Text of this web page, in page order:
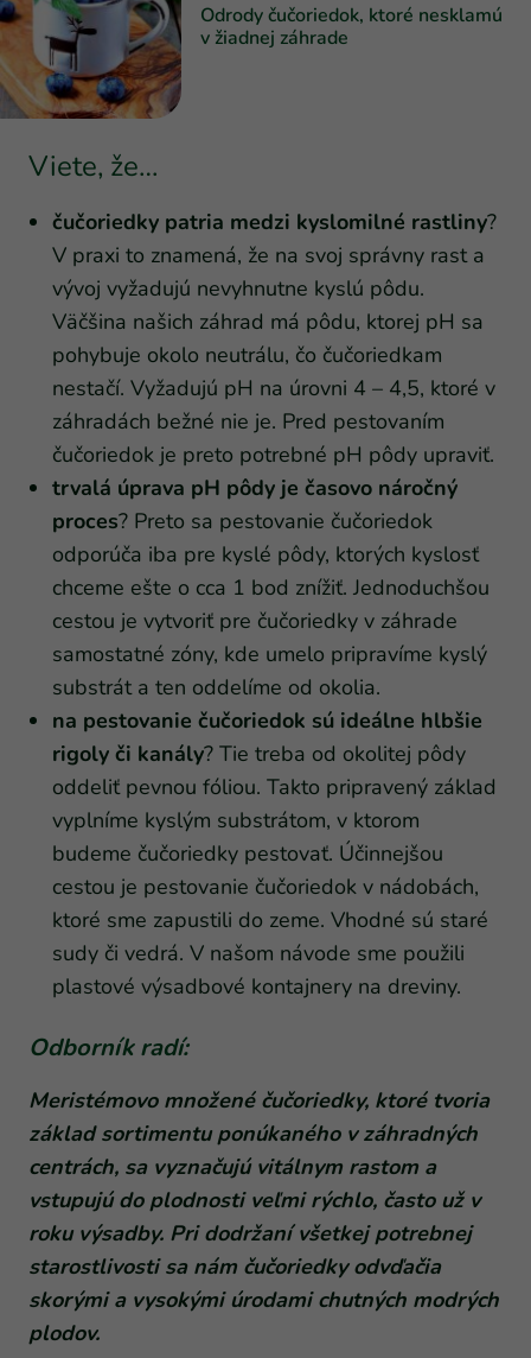
Odrody čučoriedok, ktoré nesklamú
v žiadnej záhrade
Viete, že…
čučoriedky patria medzi kyslomilné rastliny?
V praxi to znamená, že na svoj správny rast a
vývoj vyžadujú nevyhnutne kyslú pôdu.
Väčšina našich záhrad má pôdu, ktorej pH sa
pohybuje okolo neutrálu, čo čučoriedkam
nestačí. Vyžadujú pH na úrovni 4 – 4,5, ktoré v
záhradách bežné nie je. Pred pestovaním
čučoriedok je preto potrebné pH pôdy upraviť.
trvalá úprava pH pôdy je časovo náročný
proces? Preto sa pestovanie čučoriedok
odporúča iba pre kyslé pôdy, ktorých kyslosť
chceme ešte o cca 1 bod znížiť. Jednoduchšou
cestou je vytvoriť pre čučoriedky v záhrade
samostatné zóny, kde umelo pripravíme kyslý
substrát a ten oddelíme od okolia.
na pestovanie čučoriedok sú ideálne hlbšie
rigoly či kanály? Tie treba od okolitej pôdy
oddeliť pevnou fóliou. Takto pripravený základ
vyplníme kyslým substrátom, v ktorom
budeme čučoriedky pestovať. Účinnejšou
cestou je pestovanie čučoriedok v nádobách,
ktoré sme zapustili do zeme. Vhodné sú staré
sudy či vedrá. V našom návode sme použili
plastové výsadbové kontajnery na dreviny.
Odborník radí:
Meristémovo množené čučoriedky, ktoré tvoria
základ sortimentu ponúkaného v záhradných
centrách, sa vyznačujú vitálnym rastom a
vstupujú do plodnosti veľmi rýchlo, často už v
roku výsadby. Pri dodržaní všetkej potrebnej
starostlivosti sa nám čučoriedky odvďačia
skorými a vysokými úrodami chutných modrých
plodov.